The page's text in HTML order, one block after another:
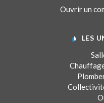
Ouvrir un
LES